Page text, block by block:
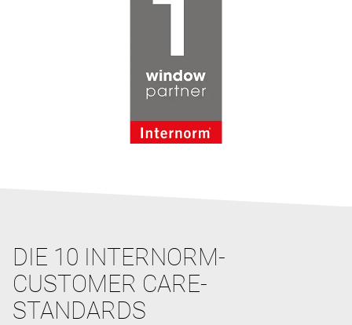
DIE 10 INTERNORM-
CUSTOMER CARE-
STANDARDS